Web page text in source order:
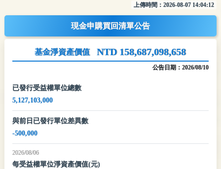
上傳時間：2026-08-07 14:04:12
現金申購買回清單公告
基金淨資產價值 NTD 158,687,098,658
公告日期：2026/08/10
已發行受益權單位總數
5,127,103,000
與前日已發行單位差異數
-500,000
2026/08/06
每受益權單位淨資產價值(元)